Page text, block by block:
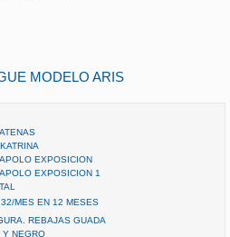
MODELO ARIS
EXPOSICION
EXPOSICION 1
MES EN 12 MESES
REBAJAS GUADA
Y NEGRO